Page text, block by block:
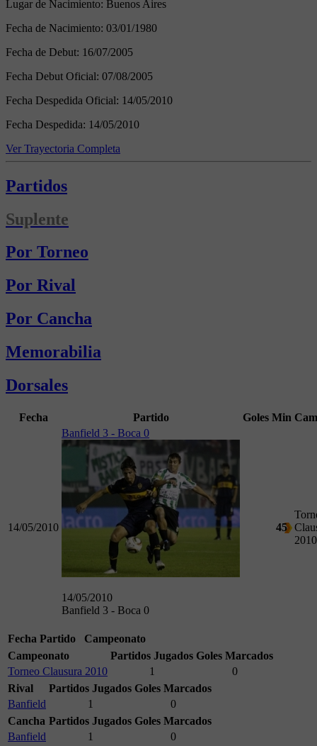
Lugar de Nacimiento: Buenos Aires
Fecha de Nacimiento: 03/01/1980
Fecha de Debut: 16/07/2005
Fecha Debut Oficial: 07/08/2005
Fecha Despedida Oficial: 14/05/2010
Fecha Despedida: 14/05/2010
Ver Trayectoria Completa
Partidos
Suplente
Por Torneo
Por Rival
Por Cancha
Memorabilia
Dorsales
Fecha Partido Goles Min
14/05/2010
Banfield 3 - Boca 0
14/05/2010
Banfield 3 - Boca 0
45
2010
Fecha Partido
Campeonato
Campeonato
Partidos Jugados Goles Marcados
Torneo Clausura 2010
1
0
Rival
Partidos Jugados Goles Marcados
Banfield
1
0
Cancha Partidos Jugados Goles Marcados
Banfield
1
0